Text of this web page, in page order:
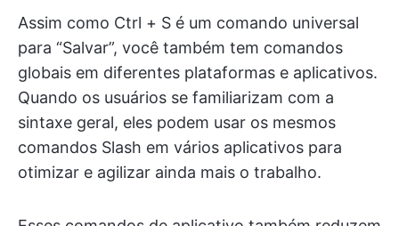
Assim como Ctrl + S é um comando universal
para “Salvar”, você também tem comandos
globais em diferentes plataformas e aplicativos.
Quando os usuários se familiarizam com a
sintaxe geral, eles podem usar os mesmos
comandos Slash em vários aplicativos para
otimizar e agilizar ainda mais o trabalho.